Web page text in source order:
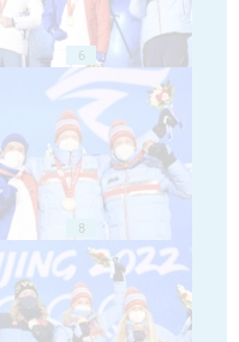
6
8